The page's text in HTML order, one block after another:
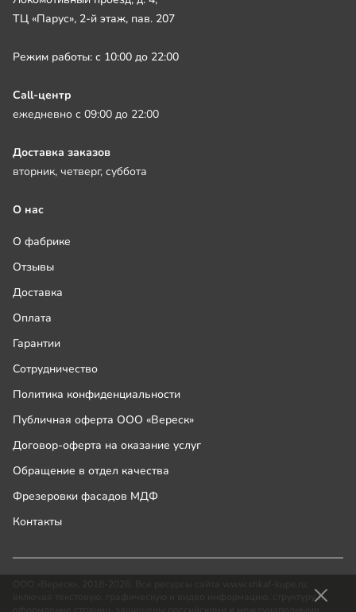
ТЦ «Парус», 2-й этаж, пав. 207
Режим работы: с 10:00 до 22:00
Call-центр
ежедневно с 09:00 до 22:00
Доставка заказов
вторник, четверг, суббота
О нас
О фабрике
Отзывы
Доставка
Оплата
Гарантии
Сотрудничество
Политика конфиденциальности
Публичная оферта ООО «Вереск»
Договор-оферта на оказание услуг
Обращение в отдел качества
Фрезеровки фасадов МДФ
Контакты
включая текстовую, графическую и видео информацию, структуру и